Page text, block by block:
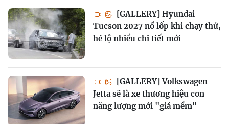
[GALLERY] Hyundai
Tucson 2027 nổ lốp khi chạy thử,
hé lộ nhiều chi tiết mới
[GALLERY] Volkswagen
Jetta sẽ là xe thương hiệu con
năng lượng mới "giá mềm"